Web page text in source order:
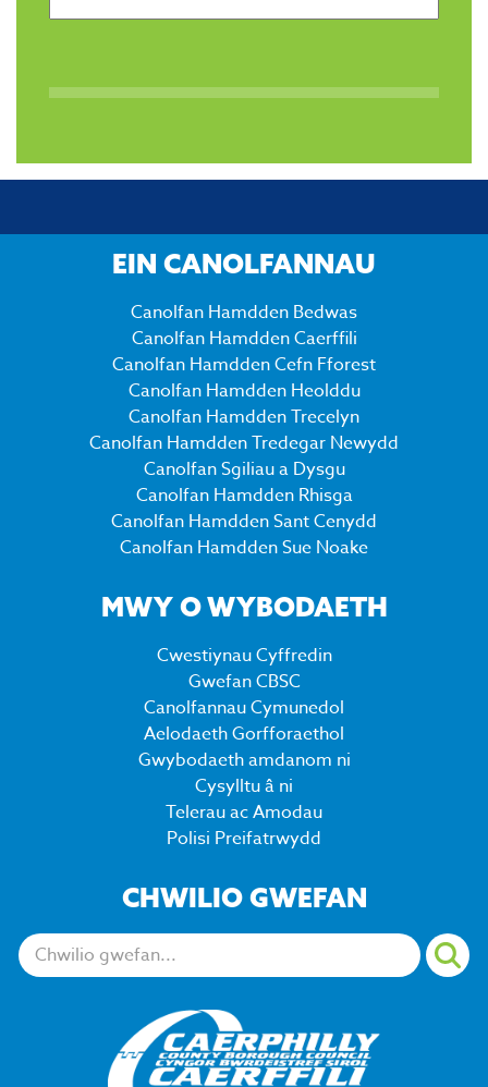
EIN CANOLFANNAU
Canolfan Hamdden Bedwas
Canolfan Hamdden Caerffili
Canolfan Hamdden Cefn Fforest
Canolfan Hamdden Heolddu
Canolfan Hamdden Trecelyn
Canolfan Hamdden Tredegar Newydd
Canolfan Sgiliau a Dysgu
Canolfan Hamdden Rhisga
Canolfan Hamdden Sant Cenydd
Canolfan Hamdden Sue Noake
MWY O WYBODAETH
Cwestiynau Cyffredin
Gwefan CBSC
Canolfannau Cymunedol
Aelodaeth Gorfforaethol
Gwybodaeth amdanom ni
Cysylltu â ni
Telerau ac Amodau
Polisi Preifatrwydd
CHWILIO GWEFAN